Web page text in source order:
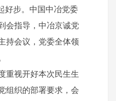
好步。中国中冶党委
会指导，中冶京诚党
持会议，党委全体领
视开好本次民生生
组织的部署要求，会